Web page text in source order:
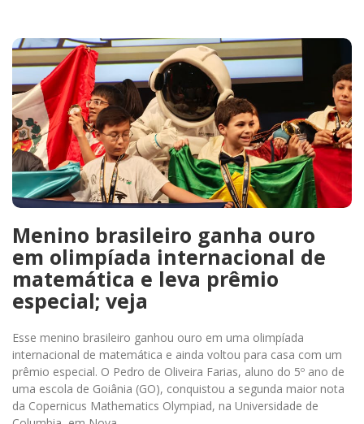
Menino brasileiro ganha ouro
em olimpíada internacional de
matemática e leva prêmio
especial; veja
Esse menino brasileiro ganhou ouro em uma olimpíada
internacional de matemática e ainda voltou para casa com um
prêmio especial. O Pedro de Oliveira Farias, aluno do 5º ano de
uma escola de Goiânia (GO), conquistou a segunda maior nota
da Copernicus Mathematics Olympiad, na Universidade de